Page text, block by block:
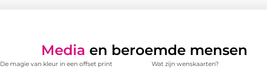
Media en beroemde mensen
De magie van kleur in een offset print Wat zijn wenskaarten?